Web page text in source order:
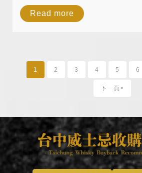
自蘇格蘭東高地（Highland）的
忌，由諾克杜酒廠（Knockdhu
Read more
1 2 3 4 5 6
下一頁>